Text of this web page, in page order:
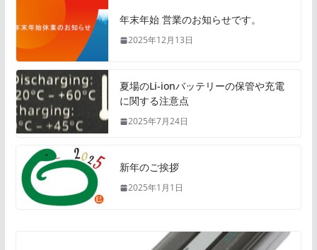
年末年始 営業のお知らせです。
2025年12月13日
夏場のLi-ionバッテリーの保管や充電
に関する注意点
2025年7月24日
新年のご挨拶
2025年1月1日